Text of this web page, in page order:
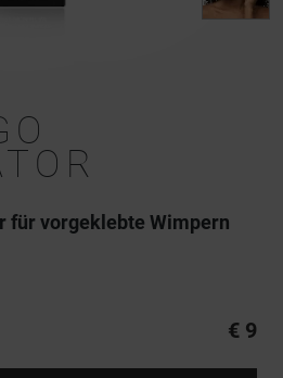
für vorgeklebte Wimpern
€ 9